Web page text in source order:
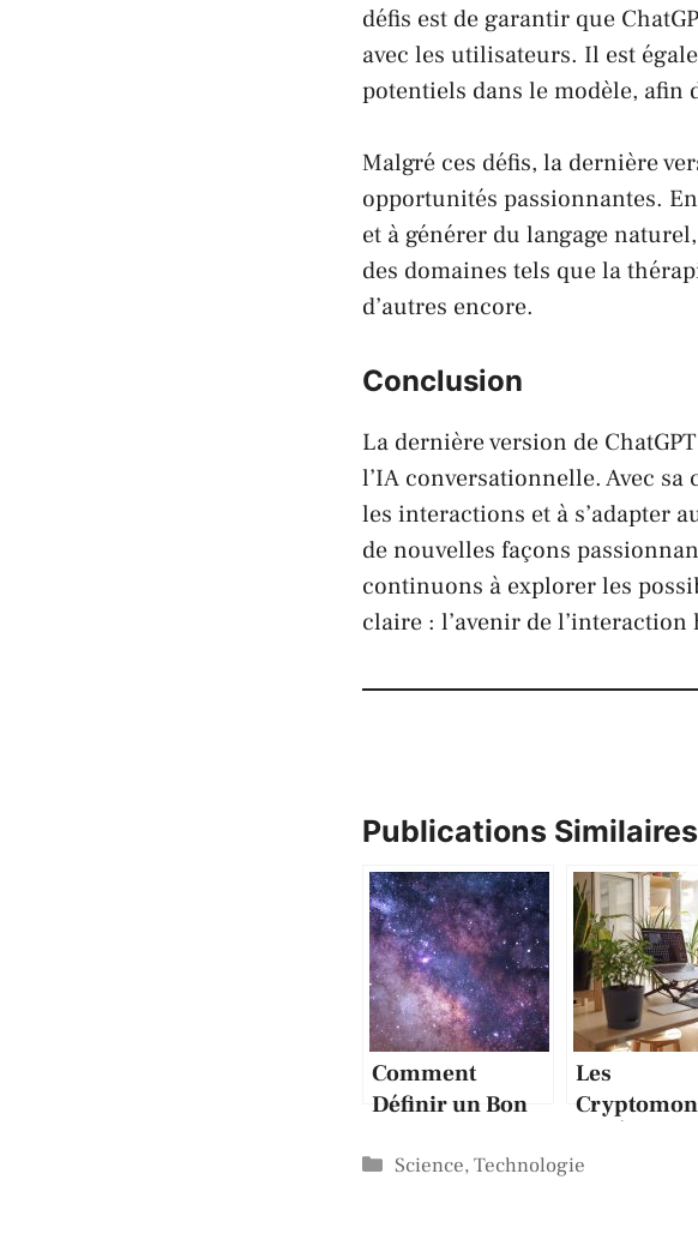
défis est de garantir que
avec les utilisateurs. Il est
potentiels dans le modèle, afin
Malgré ces défis, la dernière
opportunités passionnantes.
et à générer du langage
des domaines tels que la
d’autres encore.
Conclusion
La dernière version de
l’IA conversationnelle. Avec
les interactions et à s’adapter
de nouvelles façons
continuons à explorer les
claire : l’avenir de
Publications
Comment
Définir un Bon
Prompt et
Les
des Cons
Catégories
Science,Technologie